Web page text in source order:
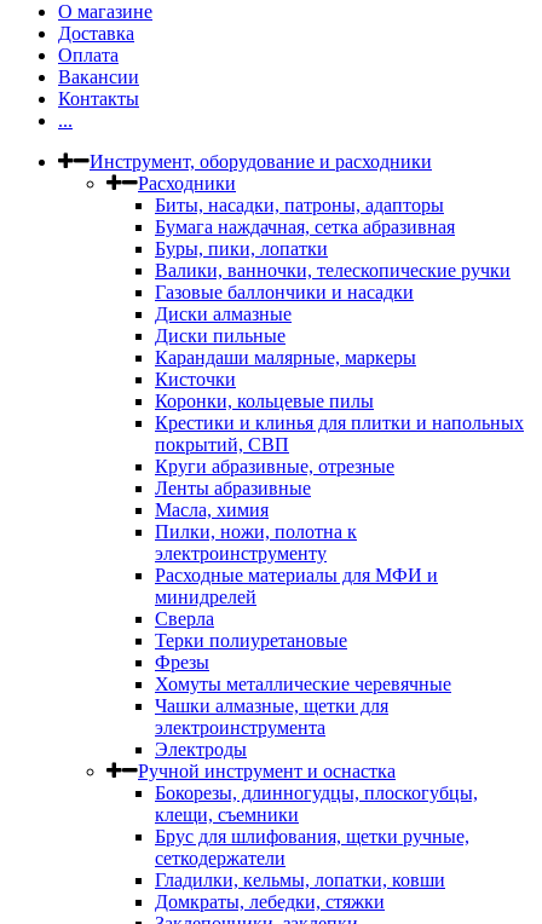
О магазине
Доставка
Оплата
Вакансии
Контакты
...
Инструмент, оборудование и расходники
Расходники
Биты, насадки, патроны, адапторы
Бумага наждачная, сетка абразивная
Буры, пики, лопатки
Валики, ванночки, телескопические ручки
Газовые баллончики и насадки
Диски алмазные
Диски пильные
Карандаши малярные, маркеры
Кисточки
Коронки, кольцевые пилы
Крестики и клинья для плитки и напольных
покрытий, СВП
Круги абразивные, отрезные
Ленты абразивные
Масла, химия
Пилки, ножи, полотна к
электроинструменту
Расходные материалы для МФИ и
минидрелей
Сверла
Терки полиуретановые
Фрезы
Хомуты металлические черевячные
Чашки алмазные, щетки для
электроинструмента
Электроды
Ручной инструмент и оснастка
Бокорезы, длинногудцы, плоскогубцы,
клещи, съемники
Брус для шлифования, щетки ручные,
сеткодержатели
Гладилки, кельмы, лопатки, ковши
Домкраты, лебедки, стяжки